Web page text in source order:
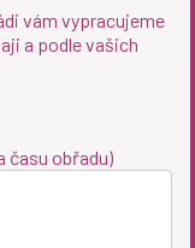
vám vypracujeme
a podle vašich
času obřadu)